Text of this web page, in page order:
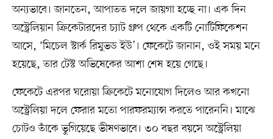
অন্যভাবে। জানতেন, আপাতত দলে জায়গা হচ্ছে না। এক দিন
অস্ট্রেলিয়ান ক্রিকেটারদের চ্যাট গ্রুপ থেকে একটি নোটিফিকেশন
আসে, ‘মিচেল স্টার্ক রিমুভড ইউ’। ফেকেটে জানান, ওই সময় মনে
হয়েছে, তার টেস্ট অভিষেকের আশা শেষ হয়ে গেছে।
ফেকেটে এরপর ঘরোয়া ক্রিকেটে মনোযোগ দিলেও আর কখনো
অস্ট্রেলিয়া দলে ফেরার মতো পারফরম্যান্স করতে পারেননি। মাঝে
চোটও তাঁকে ভুগিয়েছে ভীষণভাবে। ৩০ বছর বয়সে অস্ট্রেলিয়া